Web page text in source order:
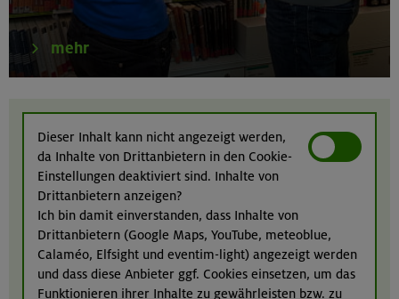
Ötztaler Alpen
von 6-9 J.
Kitzbüheler Alpen
21./22./23.08.26
Kombikurs: Grund- und Aufbaukurs Klettern indoor (3
Termine)
mehr
Dieser Inhalt kann nicht angezeigt werden,
da Inhalte von Drittanbietern in den Cookie-
Einstellungen deaktiviert sind. Inhalte von
Drittanbietern anzeigen?
Ich bin damit einverstanden, dass Inhalte von
Drittanbietern (Google Maps, YouTube, meteoblue,
Calaméo, Elfsight und eventim-light) angezeigt werden
und dass diese Anbieter ggf. Cookies einsetzen, um das
Funktionieren ihrer Inhalte zu gewährleisten bzw. zu